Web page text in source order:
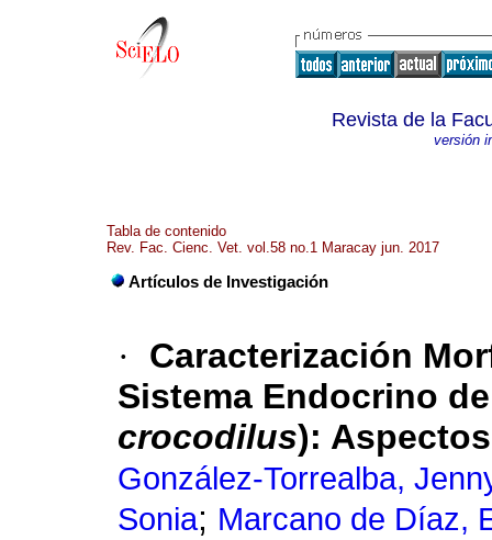
Revista de la
versión
Tabla de contenido
Rev. Fac. Cienc. Vet. vol.58 no.1 Maracay jun. 2017
Artículos de Investigación
·
Caracterización
Sistema Endocrino
crocodilus):
González-Torrealba,
Sonia; Marcano de Díaz,